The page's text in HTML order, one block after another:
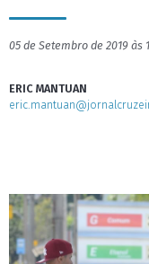
05 de Setembro de 2019 às
ERIC MANTUAN